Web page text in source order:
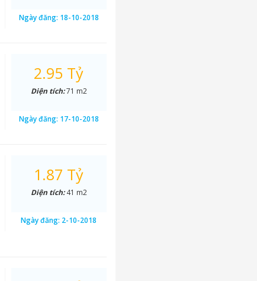
Ngày đăng: 18-10-2018
2.95 Tỷ
Diện tích:71 m2
Ngày đăng: 17-10-2018
1.87 Tỷ
Diện tích:41 m2
Ngày đăng: 2-10-2018